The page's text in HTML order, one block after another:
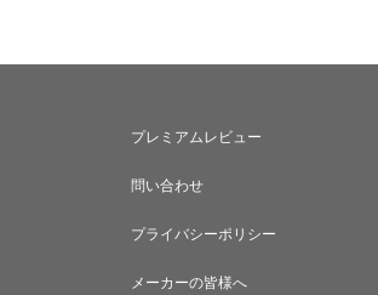
プレミアムレビュー
問い合わせ
プライバシーポリシー
メーカーの皆様へ